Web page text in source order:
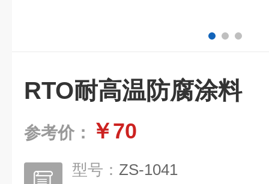
RTO耐高温防腐涂料
参考价： ￥70
型号： ZS-1041